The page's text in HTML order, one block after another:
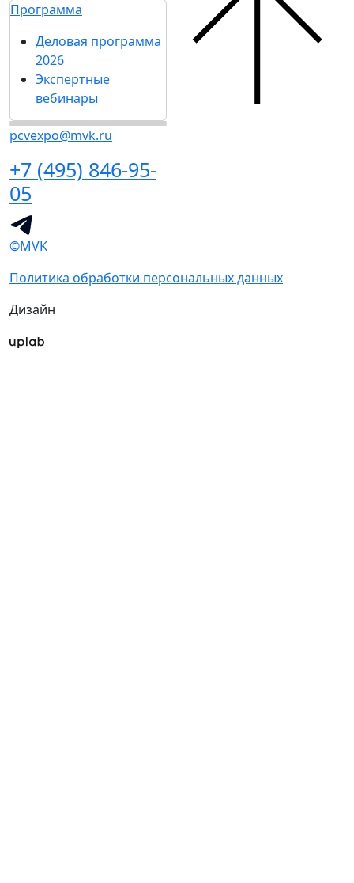
Программа
Деловая программа
2026
Экспертные
вебинары
pcvexpo@mvk.ru
+7 (495) 846-95-
05
©MVK
Политика обработки персональных данных
Дизайн